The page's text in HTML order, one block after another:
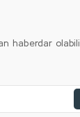
haberdar